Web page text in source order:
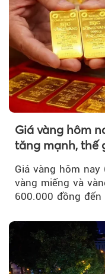
Giá vàng hôm
tăng mạnh, thế
Giá vàng hôm
vàng miếng và
600.000 đồng
vàng thế giới bứt
một tháng.